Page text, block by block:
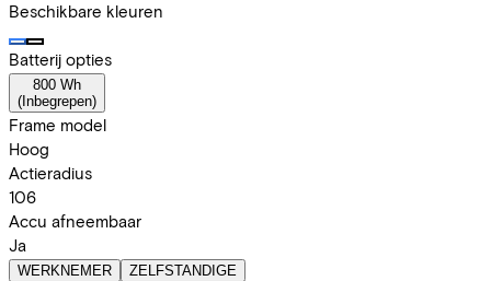
Beschikbare kleuren
Batterij opties
800 Wh
( Inbegrepen)
Frame model
Hoog
Actieradius
106
Accu afneembaar
Ja
WERKNEMER ZELFSTANDIGE